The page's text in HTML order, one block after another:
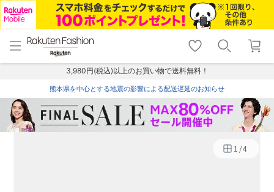
menu home
トップ
shopping_cart lock_outline
ログイン
3,980円(税込)以上のお買い物で送料無料！
熊本県を中心とする地震の影響による配送遅延のお知らせ
1 /4